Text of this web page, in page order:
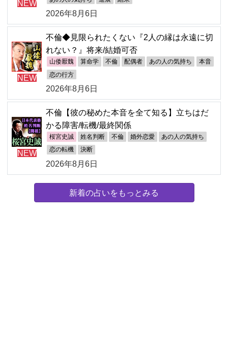
NEW
2026年8月6日
NEW
不倫◆見限られたくない『2人の縁は永遠に切
れない？』将来/結婚可否
山倭厭魏 算命学 不倫 配偶者 あの人の気持ち 本音
恋の行方
2026年8月6日
NEW
不倫【彼の秘めた本音を全て知る】立ちはだ
かる障害/転機/最終関係
桜宮史誠 姓名判断 不倫 婚外恋愛 あの人の気持ち
恋の転機 決断
2026年8月6日
新着の占いをもっとみる